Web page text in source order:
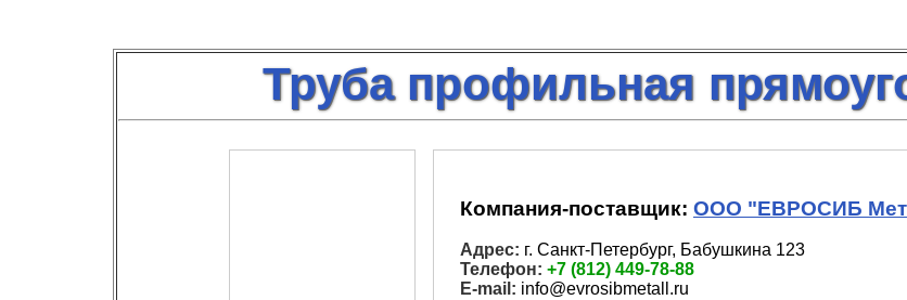
Труба профильная
Компания-поставщик: ООО "ЕВРОСИБ
Адрес: г. Санкт-Петербург, Бабушкина 123
Телефон: +7 (812) 449-78-88
E-mail: info@evrosibmetall.ru